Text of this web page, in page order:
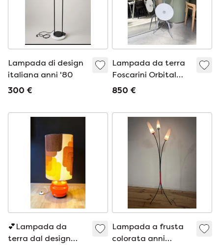
Lampada di design
italiana anni '80
300 €
Lampada da terra
Foscarini Orbital
Design
850 €
💕Lampada da
terra dal design
Lampada a frusta
colorata anni